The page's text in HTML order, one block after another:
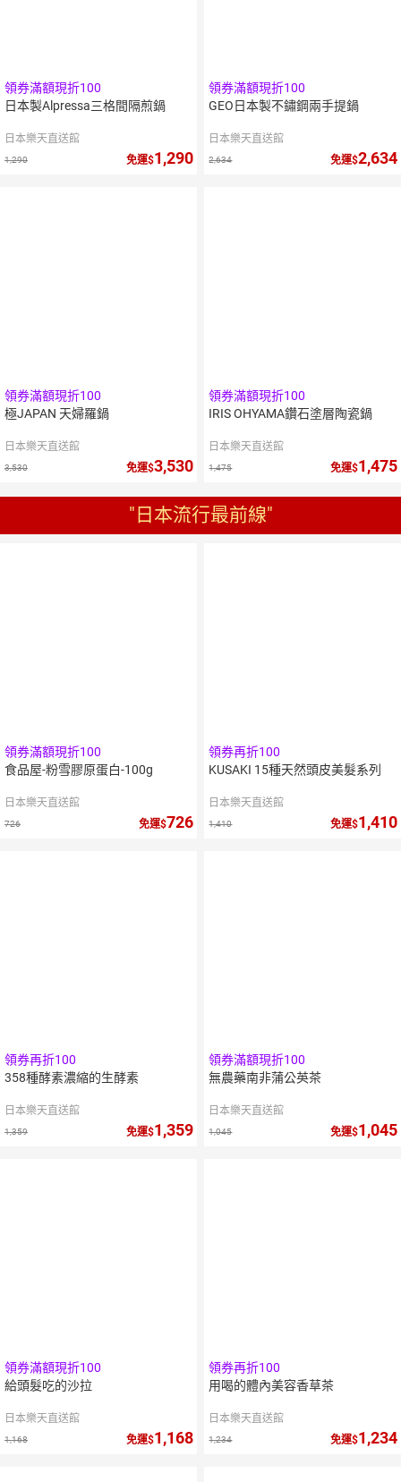
領券滿額現折100
日本製Alpressa三格間隔煎鍋
日本樂天直送館
1,290 免運 1,290
領券滿額現折100
GEO日本製不鏽鋼兩手提鍋
日本樂天直送館
2,634 免運 2,634
領券滿額現折100
極JAPAN 天婦羅鍋
日本樂天直送館
3,530 免運 3,530
領券滿額現折100
IRIS OHYAMA鑽石塗層陶瓷鍋
日本樂天直送館
1,475 免運 1,475
"日本流行最前線"
領券滿額現折100
食品屋-粉雪膠原蛋白-100g
日本樂天直送館
726 免運 726
領券再折100
KUSAKI 15種天然頭皮美髮系列
日本樂天直送館
1,410 免運 1,410
領券再折100
358種酵素濃縮的生酵素
日本樂天直送館
1,359 免運 1,359
領券滿額現折100
無農藥南非蒲公英茶
日本樂天直送館
1,045 免運 1,045
領券滿額現折100
給頭髮吃的沙拉
日本樂天直送館
1,168 免運 1,168
領券再折100
用喝的體內美容香草茶
日本樂天直送館
1,234 免運 1,234